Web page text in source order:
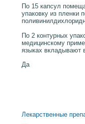
По 15 капсул
упаковку из пленки
По 2 контурных
медицинскому
языках вкладывают
Да
Лекарственные